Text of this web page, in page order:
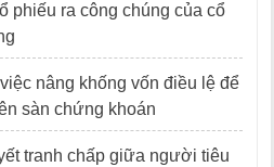
phiếu ra công chúng của cổ
nâng khống vốn điều lệ để
sàn chứng khoán
tranh chấp giữa người tiêu